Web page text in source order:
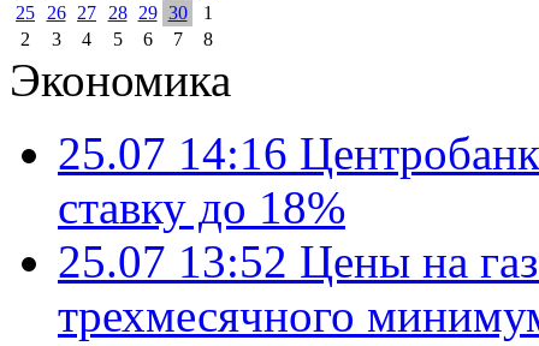
25
26 27 28 29 30
1
2
3 4 5 6 7 8
Экономика
25.07 14:16
ставку до 18%
25.07 13:52 Цены на
трехмесячного